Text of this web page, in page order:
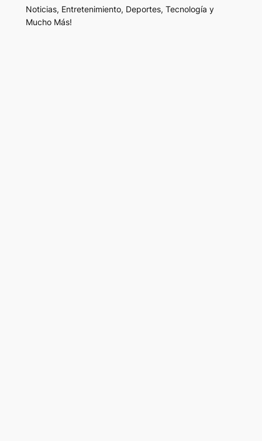
Noticias, Entretenimiento, Deportes, Tecnología y
Mucho Más!